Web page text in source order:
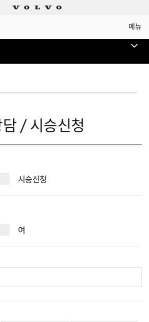
메뉴
통해
스웨디시 프리미엄을 경험해
/ 시승신청
시승신청
여